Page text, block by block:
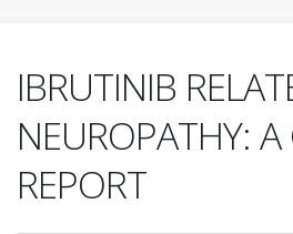
IBRUTINIB
NEUROPATHY: A
REPORT